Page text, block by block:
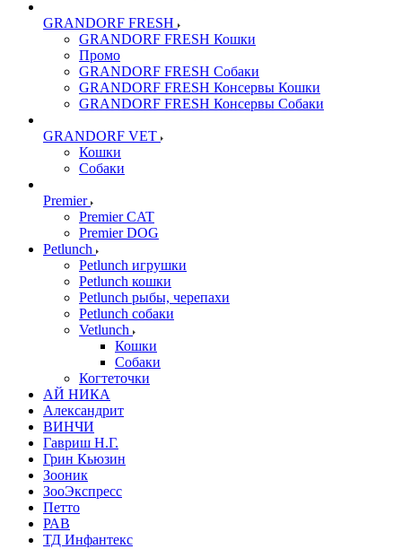
GRANDORF FRESH
GRANDORF FRESH Кошки
Промо
GRANDORF FRESH Собаки
GRANDORF FRESH Консервы Кошки
GRANDORF FRESH Консервы Собаки
GRANDORF VET
Кошки
Собаки
Premier
Premier CAT
Premier DOG
Petlunch
Petlunch игрушки
Petlunch кошки
Petlunch рыбы, черепахи
Petlunch собаки
Vetlunch
Кошки
Собаки
Когтеточки
АЙ НИКА
Александрит
ВИНЧИ
Гавриш Н.Г.
Грин Кьюзин
Зооник
ЗооЭкспресс
Петто
РАВ
ТД Инфантекс